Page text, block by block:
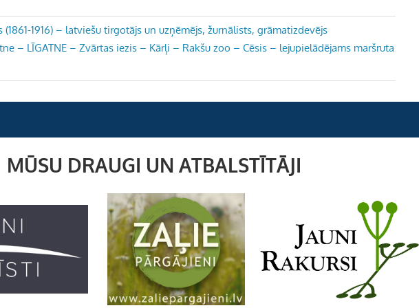
(1861-1916) – latviešu tirgotājs un uzņēmējs, žurnālists, grāmatizdevējs
– LĪGATNE – Zvārtas iezis – Kārļi – Rakšu zoo – Cēsis – lejupielādējams maršruta
MŪSU DRAUGI UN ATBALSTĪTĀJI